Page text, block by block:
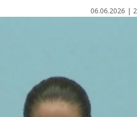
06.06.2026 |